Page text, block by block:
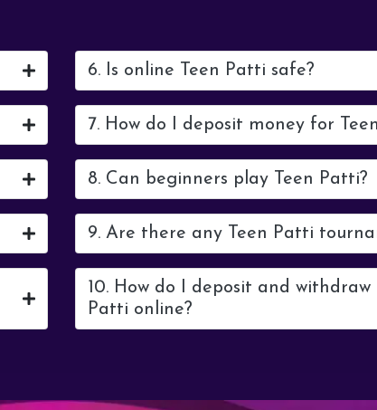
6. Is online Teen Patti safe?
7. How do I deposit money for
8. Can beginners play Teen Patti?
9. Are there any Teen Patti
10. How do I deposit and withdraw
Patti online?